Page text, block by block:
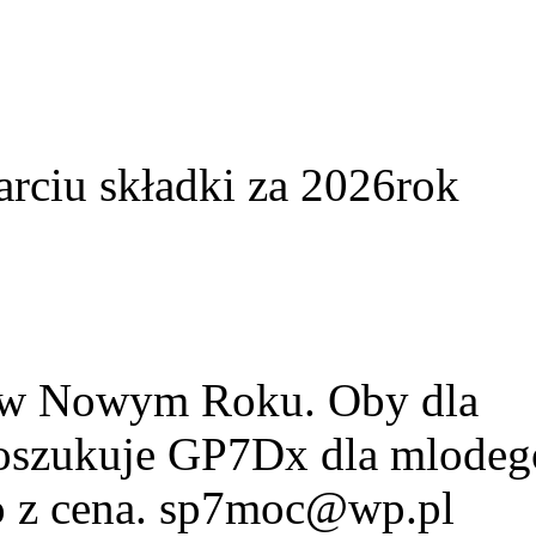
składki za 2026rok
Nowym Roku. Oby dla
GP7Dx dla
cena. sp7moc@wp.pl